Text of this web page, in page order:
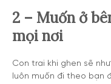
2 – Muốn ở
mọi nơi
Con trai khi ghen sẽ
luôn muốn đi theo bạn